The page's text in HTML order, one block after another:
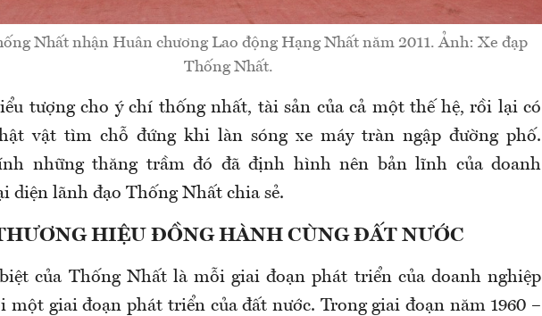
Nhất nhận Huân chương Lao động Hạng Nhất năm 2011. Ảnh: Xe đạp
Thống Nhất.
tượng cho ý chí thống nhất, tài sản của cả một thế hệ, rồi lại có
vật tìm chỗ đứng khi làn sóng xe máy tràn ngập đường phố.
những thăng trầm đó đã định hình nên bản lĩnh của doanh
diện lãnh đạo Thống Nhất chia sẻ.
HIỆU ĐỒNG HÀNH CÙNG ĐẤT NƯỚC
của Thống Nhất là mỗi giai đoạn phát triển của doanh nghiệp
một giai đoạn phát triển của đất nước. Trong giai đoạn năm 1960 –